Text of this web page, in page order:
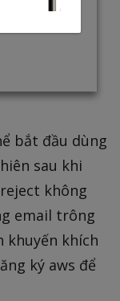
bắt đầu dùng
sau khi
không
email trông
khuyến khích
ký aws để